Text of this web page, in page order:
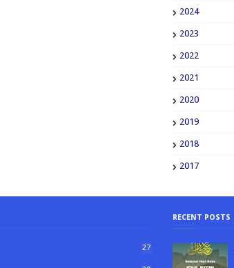
2024
2023
2022
2021
2020
2019
2018
2017
27
RECENT POSTS